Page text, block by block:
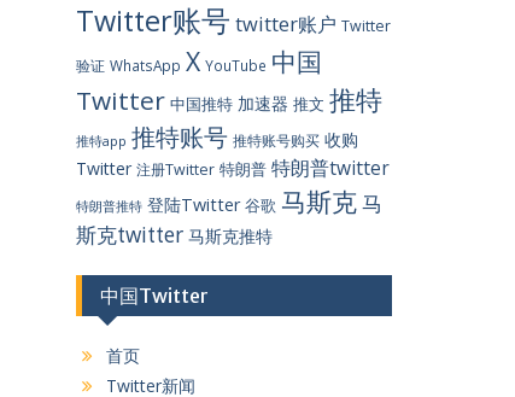
Twitter账号 twitter账户 Twitter
验证 WhatsApp X YouTube 中国
Twitter 中国推特 加速器 推文 推特
推特app 推特账号 推特账号购买 收购
Twitter 注册Twitter 特朗普 特朗普twitter
特朗普推特 登陆Twitter 谷歌 马斯克马
斯克twitter 马斯克推特
中国Twitter
首页
Twitter新闻